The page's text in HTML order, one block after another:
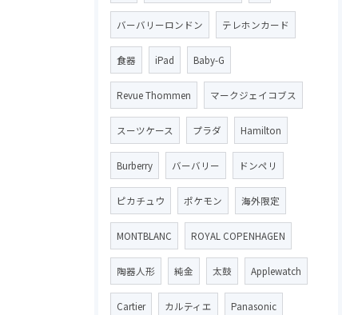
バーバリーロンドン テレホンカード
食器 iPad Baby-G
Revue Thommen マークジェイコブス
スーツケース プラダ Hamilton
Burberry バーバリー ドンペリ
ピカチュウ ポケモン 海外限定
MONTBLANC ROYAL COPENHAGEN
陶器人形 純金 太鼓 Applewatch
Cartier カルティエ Panasonic